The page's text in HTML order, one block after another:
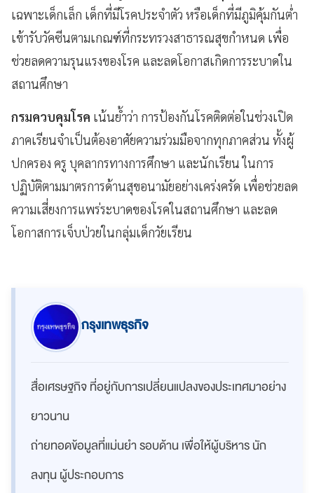
เฉพาะเด็กเล็ก เด็กที่มีโรคประจำตัว หรือเด็กที่มีภูมิคุ้มกันต่ำ
เข้ารับวัคซีนตามเกณฑ์ที่กระทรวงสาธารณสุขกำหนด เพื่อ
ช่วยลดความรุนแรงของโรค และลดโอกาสเกิดการระบาดใน
สถานศึกษา
กรมควบคุมโรค เน้นย้ำว่า การป้องกันโรคติดต่อในช่วงเปิด
ภาคเรียนจำเป็นต้องอาศัยความร่วมมือจากทุกภาคส่วน ทั้งผู้
ปกครอง ครู บุคลากรทางการศึกษา และนักเรียน ในการ
ปฏิบัติตามมาตรการด้านสุขอนามัยอย่างเคร่งครัด เพื่อช่วยลด
ความเสี่ยงการแพร่ระบาดของโรคในสถานศึกษา และลด
โอกาสการเจ็บป่วยในกลุ่มเด็กวัยเรียน
กรุงเทพธุรกิจ
สื่อเศรษฐกิจ ที่อยู่กับการเปลี่ยนแปลงของประเทศมาอย่าง
ยาวนาน
ถ่ายทอดข้อมูลที่แม่นยำ รอบด้าน เพื่อให้ผู้บริหาร นัก
ลงทุน ผู้ประกอบการ